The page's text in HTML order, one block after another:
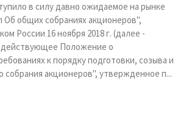
в силу давно ожидаемое на рынке
общих собраниях акционеров",
России 16 ноября 2018 г. (далее -
Положение о
к порядку подготовки, созыва и
собрания акционеров", утвержденное п...